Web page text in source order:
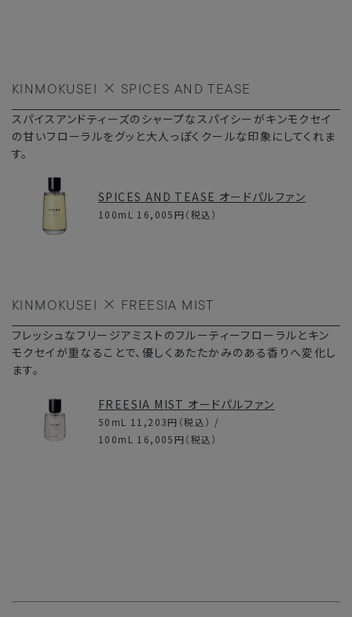
KINMOKUSEI SPICES AND TEASE
スパイスアンドティーズのシャープなスパイシーがキンモクセイ
の甘いフローラルをグッと大人っぽくクールな印象にしてくれま
す。
SPICES AND TEASE オードパルファン
100mL 16,005円（税込）
KINMOKUSEI FREESIA MIST
フレッシュなフリージアミストのフルーティーフローラルとキン
モクセイが重なることで、優しくあたたかみのある香りへ変化し
ます。
FREESIA MIST オードパルファン
50mL 11,203円 （税込） /
100mL 16,005円（税込）